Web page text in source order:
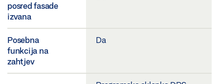
posred fasade
izvana
Posebna
funkcija na
zahtjev
Da